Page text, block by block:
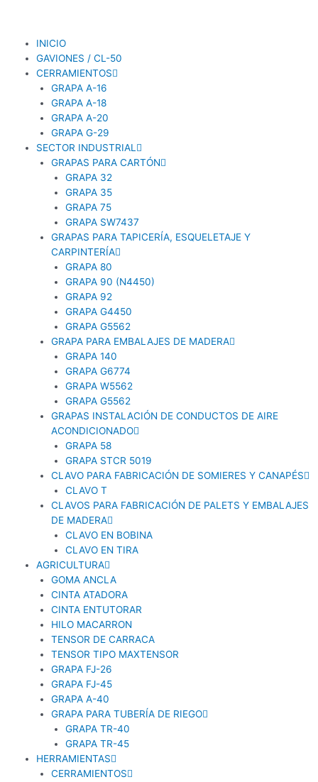
INICIO
GAVIONES / CL-50
CERRAMIENTOS
GRAPA A-16
GRAPA A-18
GRAPA A-20
GRAPA G-29
SECTOR INDUSTRIAL
GRAPAS PARA CARTÓN
GRAPA 32
GRAPA 35
GRAPA 75
GRAPA SW7437
GRAPAS PARA TAPICERÍA, ESQUELETAJE Y
CARPINTERÍA
GRAPA 80
GRAPA 90 (N4450)
GRAPA 92
GRAPA G4450
GRAPA G5562
GRAPA PARA EMBALAJES DE MADERA
GRAPA 140
GRAPA G6774
GRAPA W5562
GRAPA G5562
GRAPAS INSTALACIÓN DE CONDUCTOS DE AIRE
ACONDICIONADO
GRAPA 58
GRAPA STCR 5019
CLAVO PARA FABRICACIÓN DE SOMIERES Y CANAPÉS
CLAVO T
CLAVOS PARA FABRICACIÓN DE PALETS Y EMBALAJES
DE MADERA
CLAVO EN BOBINA
CLAVO EN TIRA
AGRICULTURA
GOMA ANCLA
CINTA ATADORA
CINTA ENTUTORAR
HILO MACARRON
TENSOR DE CARRACA
TENSOR TIPO MAXTENSOR
GRAPA FJ-26
GRAPA FJ-45
GRAPA A-40
GRAPA PARA TUBERÍA DE RIEGO
GRAPA TR-40
GRAPA TR-45
HERRAMIENTAS
CERRAMIENTOS